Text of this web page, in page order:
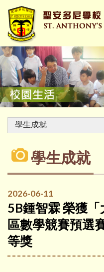
學生成就
2026-06-11
5B鍾智霖 榮獲
區數學競賽預選
等獎